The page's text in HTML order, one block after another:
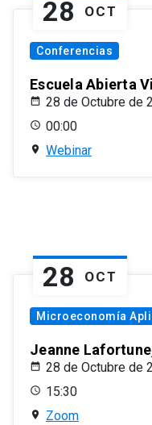
28 OCT
Conferencias
Escuela Abierta
28 de Octubre de
00:00
Webinar
28 OCT
Microeconomía
Jeanne
28 de Octubre de
15:30
Zoom